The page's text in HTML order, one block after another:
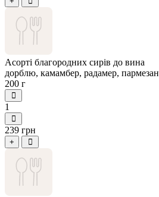
Асорті благородних сирів до вина
дорблю, камамбер, радамер,
200 г
1
239 грн
+